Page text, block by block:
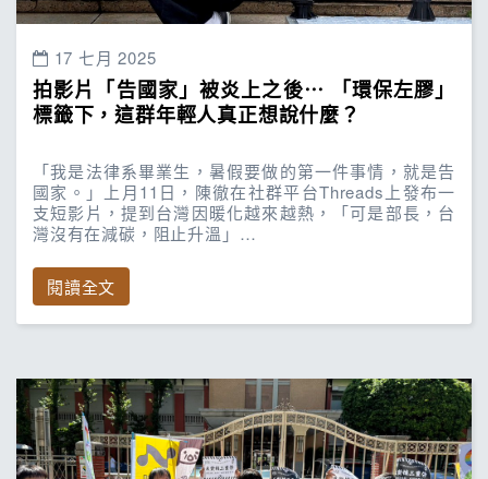
17 七月 2025
拍影片「告國家」被炎上之後⋯ 「環保左膠」
標籤下，這群年輕人真正想說什麼？
「我是法律系畢業生，暑假要做的第一件事情，就是告
國家。」上月11日，陳徹在社群平台Threads上發布一
支短影片，提到台灣因暖化越來越熱，「可是部長，台
灣沒有在減碳，阻止升溫」…
閱讀全文